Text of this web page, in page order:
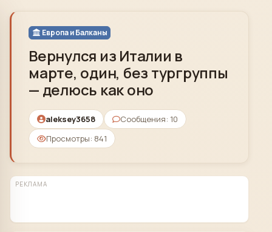
Европа и Балканы
Вернулся из Италии в
марте, один, без тургруппы
— делюсь как оно
aleksey3658
Сообщения: 10
Просмотры: 841
РЕКЛАМА